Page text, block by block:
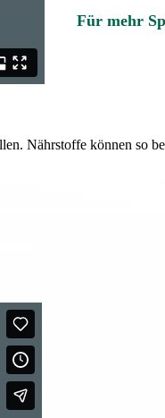
Für mehr
Nährstoffe können so